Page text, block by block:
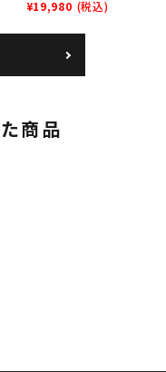
Homerun Tee ホー
¥19,980 (税込)
商品